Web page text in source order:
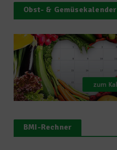
Obst- & Gemüsekalender
BMI-Rechner